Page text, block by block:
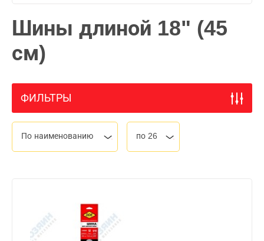
Шины длиной 18" (45
см)
ФИЛЬТРЫ
По наименованию по 26